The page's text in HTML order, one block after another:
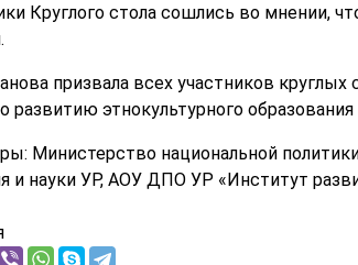
Круглого стола сошлись во мнении,
призвала всех участников
развитию этнокультурного
Министерство национальной
и науки УР, АОУ ДПО УР «Институт